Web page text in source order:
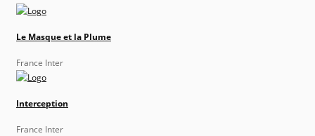
Le Masque et la Plume
France Inter
Interception
France Inter